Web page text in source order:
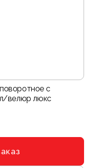
с
велюр люкс